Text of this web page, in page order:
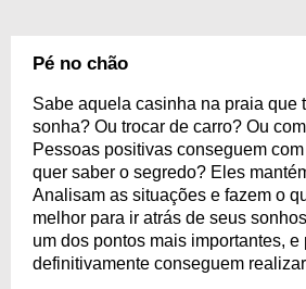
Pé no chão
Sabe aquela casinha na praia que
sonha? Ou trocar de carro? Ou
Pessoas positivas conseguem
quer saber o segredo? Eles
Analisam as situações e fazem o
melhor para ir atrás de seus
um dos pontos mais importantes, e
definitivamente conseguem